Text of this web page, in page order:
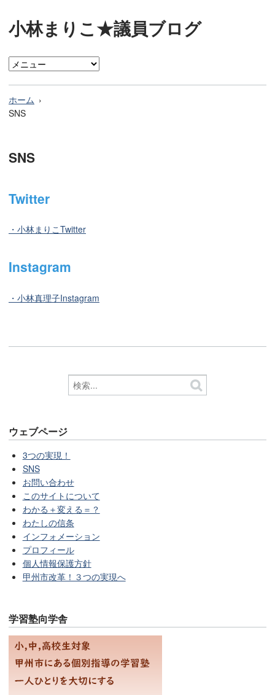
小林まりこ★議員ブログ
ホーム
SNS
SNS
Twitter
・小林まりこTwitter
Instagram
・小林真理子Instagram
ウェブページ
3つの実現！
SNS
お問い合わせ
このサイトについて
わかる＋変える＝？
わたしの信条
インフォメーション
プロフィール
個人情報保護方針
甲州市改革！３つの実現へ
学習塾向学舎